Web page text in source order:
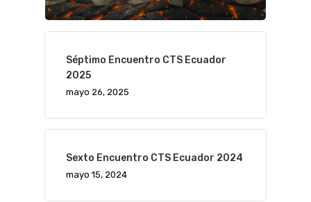
Séptimo Encuentro CTS Ecuador
2025
mayo 26, 2025
Sexto Encuentro CTS Ecuador 2024
mayo 15, 2024